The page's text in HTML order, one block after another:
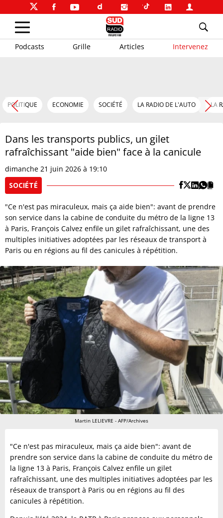
Podcasts Grille Articles Intervenez
POLITIQUE ECONOMIE SOCIÉTÉ LA RADIO DE L'AUTO LA
Dans les transports publics, un gilet
rafraîchissant "aide bien" face à la canicule
dimanche 21 juin 2026 à 19:10
SOCIÉTÉ
"Ce n'est pas miraculeux, mais ça aide bien": avant de prendre
son service dans la cabine de conduite du métro de la ligne 13
à Paris, François Calvez enfile un gilet rafraîchissant, une des
multiples initiatives adoptées par les réseaux de transport à
Paris ou en régions au fil des canicules à répétition.
Martin LELIEVRE - AFP/Archives
"Ce n'est pas miraculeux, mais ça aide bien": avant de
prendre son service dans la cabine de conduite du métro de
la ligne 13 à Paris, François Calvez enfile un gilet
rafraîchissant, une des multiples initiatives adoptées par les
réseaux de transport à Paris ou en régions au fil des
canicules à répétition.